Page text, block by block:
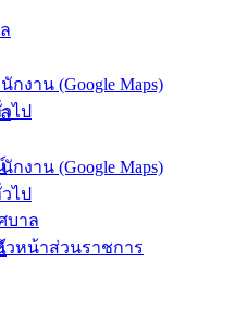
งาน (Google Maps)
ไป
บาล
วหน้าส่วนราชการ
งาน (Google Maps)
ไป
อวัสดุตกแต่งเทียน
ร
8, 2025
พรรษา-4-รายการ ดาวน์โหลด